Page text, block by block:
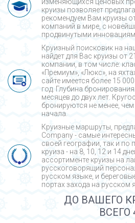
изменяющихся ценовых
круизы позволяет
рекомендуем Вам круизы
компаний в мире, с
продвинутыми
Круизный поисковик на
найдет для Вас круизы от
компании, в том числе:
«Премиум», «Люкс», на
сайте имеется более 15
год. Глубина
месяцев до двух лет.
бронируются не менее,
начала.
Круизные маршруты,
Company - cамые
своей географии, так и по
круиза - на 8, 10, 12 и 14
ассортименте круизы на
русскоговорящий
русском языке, и
портах захода на русском
ДО ВАШЕГО
ВСЕГО